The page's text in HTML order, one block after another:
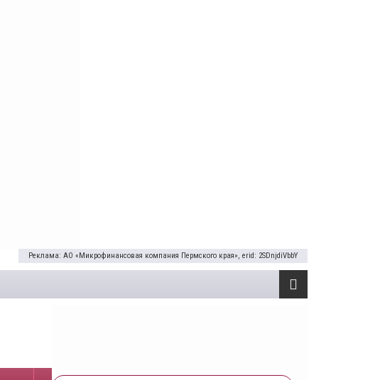
Реклама: АО «Микрофинансовая компания Пермского края», erid: 2SDnjdiVbbY